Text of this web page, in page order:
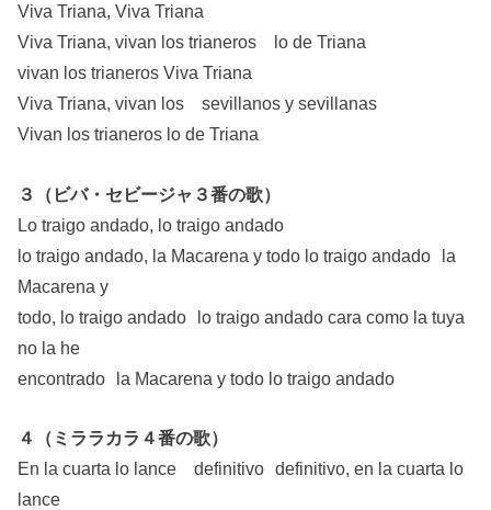
Viva Triana, Viva Triana
Viva Triana, vivan los trianeros lo de Triana
vivan los trianeros Viva Triana
Viva Triana, vivan los sevillanos y sevillanas
Vivan los trianeros lo de Triana
３（ビバ・セビージャ３番の歌）
Lo traigo andado, lo traigo andado
lo traigo andado, la Macarena y todo lo traigo andado la
Macarena y
todo, lo traigo andado lo traigo andado cara como la tuya
no la he
encontrado la Macarena y todo lo traigo andado
４（ミララカラ４番の歌）
En la cuarta lo lance definitivo definitivo, en la cuarta lo
lance